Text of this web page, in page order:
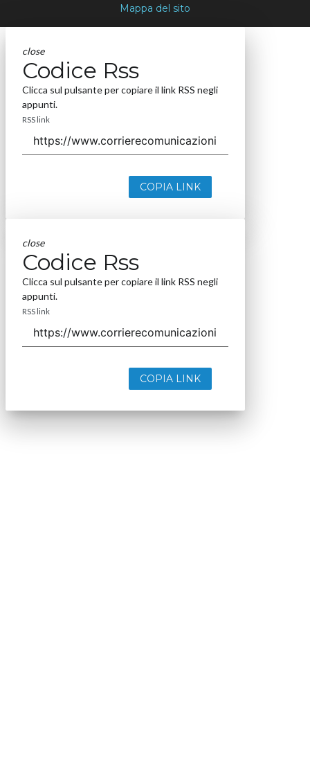
Mappa del sito
close
Codice Rss
Clicca sul pulsante per copiare il link RSS negli
appunti.
RSS link
COPIA LINK
close
Codice Rss
Clicca sul pulsante per copiare il link RSS negli
appunti.
RSS link
COPIA LINK